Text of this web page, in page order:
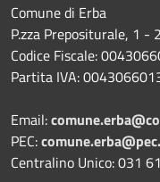
Comune di Erba
P.zza Prepositurale, 1 -
Codice Fiscale:
Partita IVA:
Email:
PEC:
Centralino Unico: 031